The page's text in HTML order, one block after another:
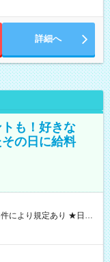
詳細へ
も！好きな
の日に給料
金GET♪ お仕事後はコ
期間】試